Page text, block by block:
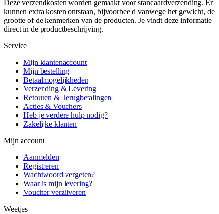
Deze verzendkosten worden gemaakt voor standaardverzending. Er
kunnen extra kosten ontstaan, bijvoorbeeld vanwege het gewicht, de
grootte of de kenmerken van de producten. Je vindt deze informatie
direct in de productbeschrijving.
Service
Mijn klantenaccount
Mijn bestelling
Betaalmogelijkheden
Verzending & Levering
Retouren & Terugbetalingen
Acties & Vouchers
Heb je verdere hulp nodig?
Zakelijke klanten
Mijn account
Aanmelden
Registreren
Wachtwoord vergeten?
Waar is mijn levering?
Voucher verzilveren
Weetjes